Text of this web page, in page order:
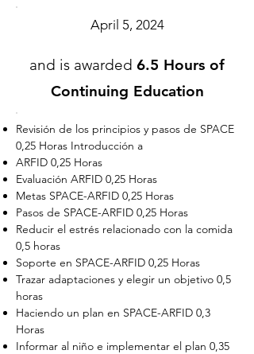
April 5, 2024
and is awarded 6.5 Hours of
Continuing Education
Revisión de los principios y pasos de SPACE
0,25 Horas Introducción a
ARFID 0,25 Horas
Evaluación ARFID 0,25 Horas
Metas SPACE-ARFID 0,25 Horas
Pasos de SPACE-ARFID 0,25 Horas
Reducir el estrés relacionado con la comida
0,5 horas
Soporte en SPACE-ARFID 0,25 Horas
Trazar adaptaciones y elegir un objetivo 0,5
horas
Haciendo un plan en SPACE-ARFID 0,3
Horas
Informar al niño e implementar el plan 0,35